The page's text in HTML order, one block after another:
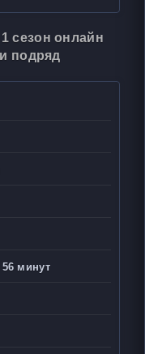
сезон онлайн
подряд
минут